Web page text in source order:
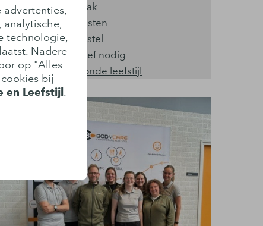
advertenties,
analytische,
technologie,
Nadere
op "Alles
bij
en Leefstijl .
Snel een afspraak
Ervaren specialisten
Helder over herstel
Géén verwijsbrief nodig
Langdurig gezonde leefstijl